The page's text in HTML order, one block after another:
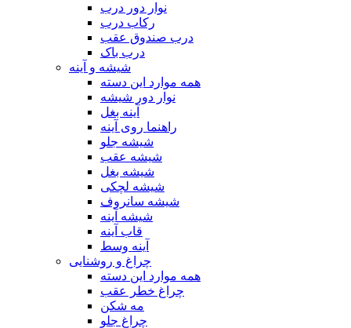
نوار دور درب
رکاب درب
درب صندوق عقب
درب باک
شیشه و آینه
همه موارد این دسته
نوار دور شیشه
آینه بغل
راهنما روی آینه
شیشه جلو
شیشه عقب
شیشه بغل
شیشه لچکی
شیشه سانروف
شیشه آینه
قاب آینه
آینه وسط
چراغ و روشنایی
همه موارد این دسته
چراغ خطر عقب
مه شکن
چراغ جلو